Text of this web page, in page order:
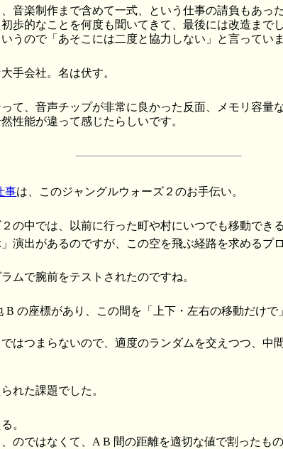
音楽制作まで含めて一式、という仕事の請負もあっ
歩的なことを何度も聞いてきて、最後には改造まで
うので「あそこには二度と協力しない」と言っていま
手会社。名は伏す。
て、音声チップが非常に良かった反面、メモリ容量
性能が違って感じたらしいです。
事は、このジャングルウォーズ２のお手伝い。
の中では、以前に行った町や村にいつでも移動でき
演出があるのですが、この空を飛ぶ経路を求めるプ
ムで腕前をテストされたのですね。
B の座標があり、この間を「上下・左右の移動だけ
はつまらないので、適度のランダムを交えつつ、中
れた課題でした。
。
のではなくて、A B 間の距離を適切な値で割ったも